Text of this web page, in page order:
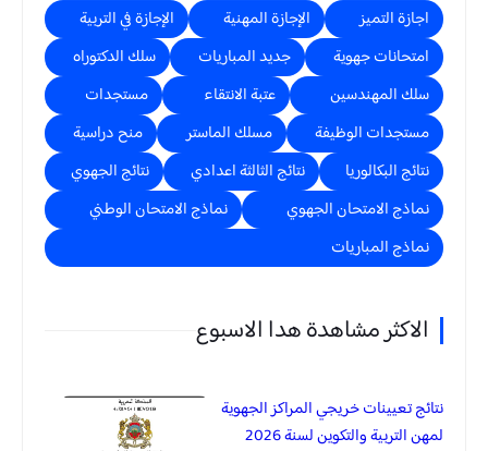
اجازة التميز الإجازة المهنية
الإجازة في التربية
امتحانات جهوية
جديد المباريات
سلك الدكتوراه
سلك المهندسين
عتبة الانتقاء
مستجدات
مستجدات الوظيفة
مسلك الماستر
منح دراسية
نتائج البكالوريا
نتائج الثالثة اعدادي
نتائج الجهوي
نماذج الامتحان الجهوي
نماذج الامتحان الوطني
نماذج المباريات
الاكثر مشاهدة هدا الاسبوع
نتائج تعيينات خريجي المراكز الجهوية
لمهن التربية والتكوين لسنة 2026